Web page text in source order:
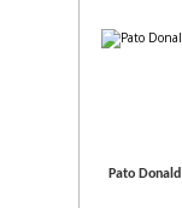
Pato